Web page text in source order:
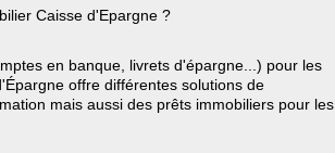
Caisse d'Epargne ?
en banque, livrets d'épargne...) pour les
offre différentes solutions de
mais aussi des prêts immobiliers pour les